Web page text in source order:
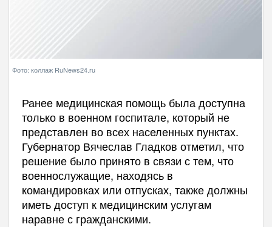
Фото: коллаж RuNews24.ru
Ранее медицинская помощь была доступна
только в военном госпитале, который не
представлен во всех населенных пунктах.
Губернатор Вячеслав Гладков отметил, что
решение было принято в связи с тем, что
военнослужащие, находясь в
командировках или отпусках, также должны
иметь доступ к медицинским услугам
наравне с гражданскими.